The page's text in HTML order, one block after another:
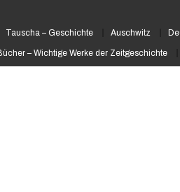
Tauscha – Geschichte Auschwitz
– Wichtige Werke der Zeitgeschichte